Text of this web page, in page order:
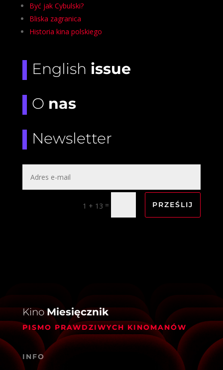
Być jak Cybulski?
Bliska zagranica
Historia kina polskiego
English issue
O nas
Newsletter
1 + 13 = PRZEŚLIJ
KinoMiesięcznik
PISMO PRAWDZIWYCH KINOMANÓW
INFO